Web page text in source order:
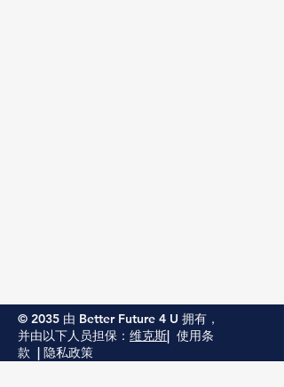
© 2035 由 Better Future 4 U 拥有，
并由以下人员担保： 维克斯| 使用条
款 | 隐私政策